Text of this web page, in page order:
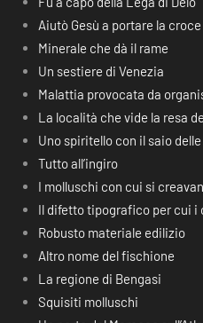
Aiutò Gesù a portare la croce
Minerale che dà il rame
Un sestiere di Venezia
Malattia provocata da
La località che vide la resa
Uno spiritello con il saio
Tutto all’ingiro
I molluschi con cui si
Il difetto tipografico per cui
Robusto materiale edilizio
Altro nome del fischione
La regione di Bengasi
Squisiti molluschi